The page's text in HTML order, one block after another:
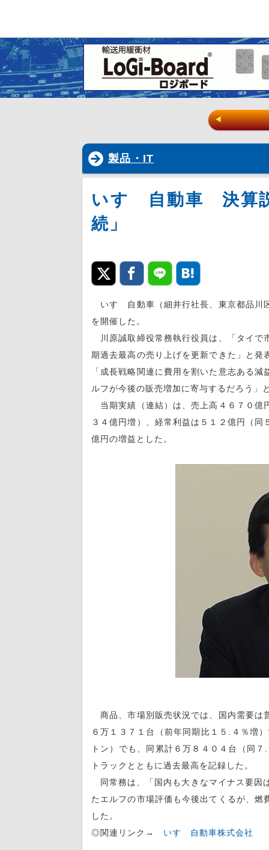
◀
製品・IT
いすゞ自動車 決算
続」
いすゞ自動車（細井行社長、東京都品川
を開催した。
川原誠取締役常務執行役員は、「タイで
期過去最高の売り上げを更新できた」と
「成長戦略関連に費用を割いた意志ある
ルフが今後の販売増加に寄与するだろう」
当期実績（連結）は、売上高４６７０億
３４億円増）、経常利益は５１２億円（
億円の増益とした。
商品、市場別販売状況では、国内需要は
６万１３７１台（前年同期比１５.４％増
トン）でも、同累計６万８４０４台（同
トラックとともに過去最高を記録した。
同常務は、「国内も大きなマイナス要因
たエルフの市場評価も今後出てくるが、
した。
◎関連リンク→ いすゞ自動車株式会社